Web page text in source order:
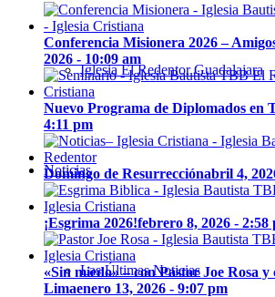
Iglesia El Redentor Guadalajara
Noticias
Las Últimas Noticias
Conferencia Misionera 2026 –
2026 - 10:09 am
Nuevo Programa de Diplomados en
4:11 pm
Domingo de Resurrecciónabril 4,
¡Esgrima 2026!febrero 8, 2026 - 2:58
«Sin miedo» – con Pastor Joe Rosa
Limaenero 13, 2026 - 9:07 pm